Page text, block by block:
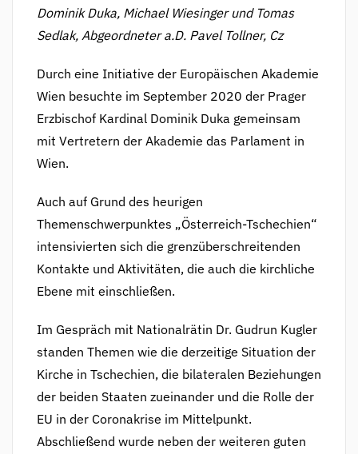
Dominik Duka, Michael Wiesinger und Tomas
Sedlak, Abgeordneter a.D. Pavel Tollner, Cz
Durch eine Initiative der Europäischen Akademie
Wien besuchte im September 2020 der Prager
Erzbischof Kardinal Dominik Duka gemeinsam
mit Vertretern der Akademie das Parlament in
Wien.
Auch auf Grund des heurigen
Themenschwerpunktes „Österreich-Tschechien“
intensivierten sich die grenzüberschreitenden
Kontakte und Aktivitäten, die auch die kirchliche
Ebene mit einschließen.
Im Gespräch mit Nationalrätin Dr. Gudrun Kugler
standen Themen wie die derzeitige Situation der
Kirche in Tschechien, die bilateralen Beziehungen
der beiden Staaten zueinander und die Rolle der
EU in der Coronakrise im Mittelpunkt.
Abschließend wurde neben der weiteren guten